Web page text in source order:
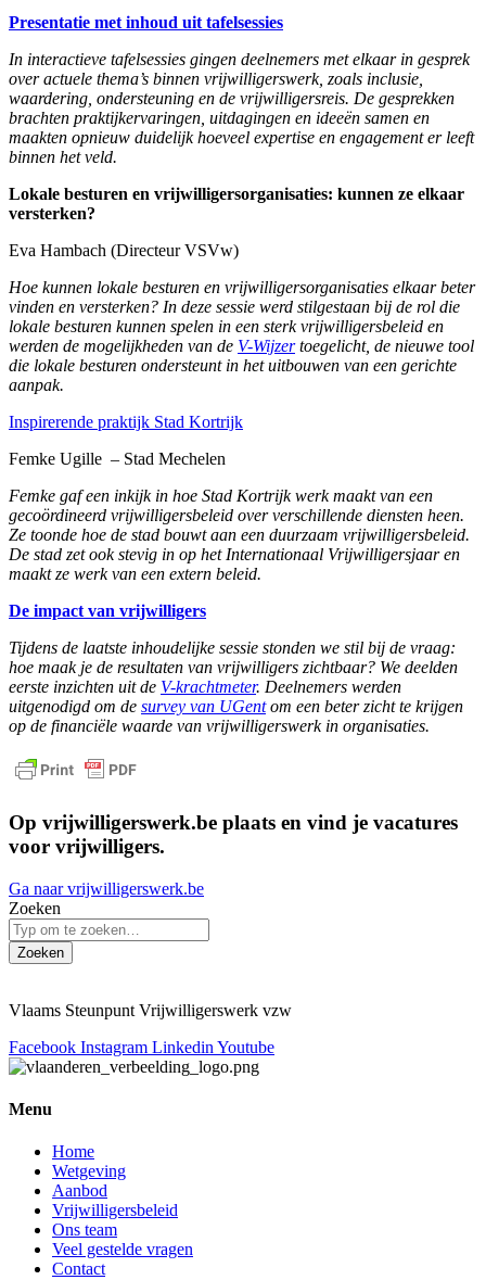
Presentatie met inhoud uit tafelsessies
In interactieve tafelsessies gingen deelnemers met elkaar in gesprek
over actuele thema’s binnen vrijwilligerswerk, zoals inclusie,
waardering, ondersteuning en de vrijwilligersreis. De gesprekken
brachten praktijkervaringen, uitdagingen en ideeën samen en
maakten opnieuw duidelijk hoeveel expertise en engagement er leeft
binnen het veld.
Lokale besturen en vrijwilligersorganisaties: kunnen ze elkaar
versterken?
Eva Hambach (Directeur VSVw)
Hoe kunnen lokale besturen en vrijwilligersorganisaties elkaar beter
vinden en versterken? In deze sessie werd stilgestaan bij de rol die
lokale besturen kunnen spelen in een sterk vrijwilligersbeleid en
werden de mogelijkheden van de V-Wijzertoegelicht, de nieuwe tool
die lokale besturen ondersteunt in het uitbouwen van een gerichte
aanpak.
Inspirerende praktijk Stad Kortrijk
Femke Ugille – Stad Mechelen
Femke gaf een inkijk in hoe Stad Kortrijk werk maakt van een
gecoördineerd vrijwilligersbeleid over verschillende diensten heen.
Ze toonde hoe de stad bouwt aan een duurzaam vrijwilligersbeleid.
De stad zet ook stevig in op het Internationaal Vrijwilligersjaar en
maakt ze werk van een extern beleid.
De impact van vrijwilligers
Tijdens de laatste inhoudelijke sessie stonden we stil bij de vraag:
hoe maak je de resultaten van vrijwilligers zichtbaar? We deelden
eerste inzichten uit de V-krachtmeter. Deelnemers werden
uitgenodigd om de survey van UGentom een beter zicht te krijgen
op de financiële waarde van vrijwilligerswerk in organisaties.
Op vrijwilligerswerk.be plaats en vind je vacatures
voor vrijwilligers.
Ga naar vrijwilligerswerk.be
Zoeken
Zoeken
Vlaams Steunpunt Vrijwilligerswerk vzw
Facebook Instagram Linkedin Youtube
Menu
Home
Wetgeving
Aanbod
Vrijwilligersbeleid
Ons team
Veel gestelde vragen
Contact